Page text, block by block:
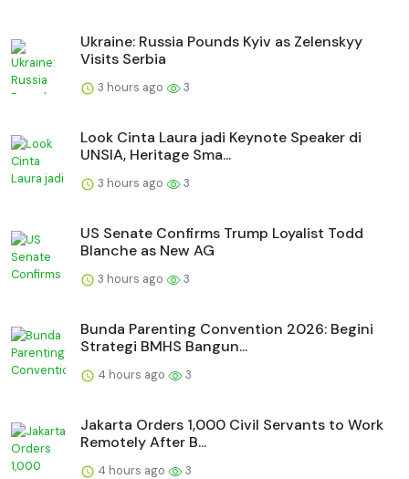
Ukraine: Russia Pounds Kyiv as Zelenskyy
Visits Serbia
3 hours ago 3
Look Cinta Laura jadi Keynote Speaker di
UNSIA, Heritage Sma...
3 hours ago 3
US Senate Confirms Trump Loyalist Todd
Blanche as New AG
3 hours ago 3
Bunda Parenting Convention 2026: Begini
Strategi BMHS Bangun...
4 hours ago 3
Jakarta Orders 1,000 Civil Servants to Work
Remotely After B...
4 hours ago 3